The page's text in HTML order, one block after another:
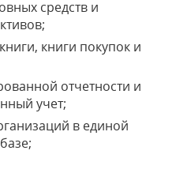
средств и
книги покупок и
отчетности и
учет;
в единой